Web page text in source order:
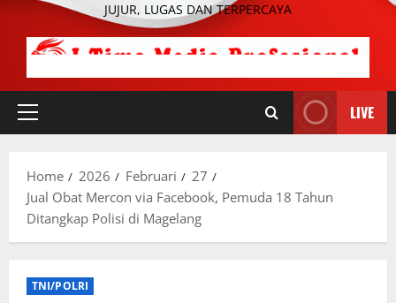
JUJUR, LUGAS DAN TERPERCAYA
Primary
LIVE
Home 2026 Februari
27
Jual Obat Mercon via Facebook, Pemuda 18 Tahun
Ditangkap Polisi di Magelang
TNI/POLRI